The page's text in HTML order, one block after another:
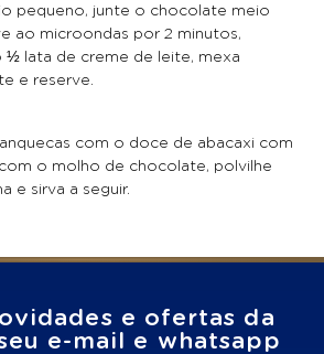
pequeno, junte o chocolate meio
ao microondas por 2 minutos,
½ lata de creme de leite, mexa
e reserve.
com o doce de abacaxi com
o molho de chocolate, polvilhe
e sirva a seguir.
e ofertas da
e-mail e whatsapp